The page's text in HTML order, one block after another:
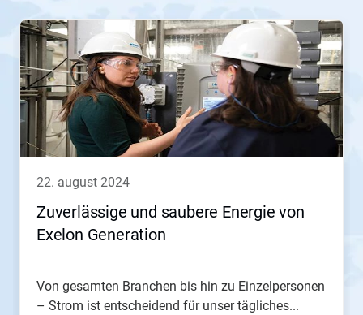
Dies
ist
ein
Karussell.
Nutzen
Sie
Schaltflächen
Weiter
und
navigieren,
Folien-
22. august 2024
Zuverlässige und saubere Energie von
Exelon Generation
Von gesamten Branchen bis hin zu Einzelpersonen
– Strom ist entscheidend für unser tägliches...